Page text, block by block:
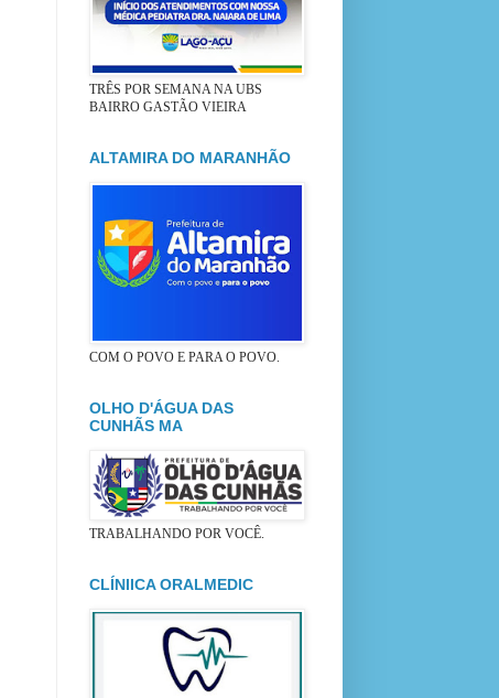
TRÊS POR SEMANA NA UBS
BAIRRO GASTÃO VIEIRA
ALTAMIRA DO MARANHÃO
COM O POVO E PARA O POVO.
OLHO D'ÁGUA DAS
CUNHÃS MA
TRABALHANDO POR VOCÊ.
CLÍNIICA ORALMEDIC